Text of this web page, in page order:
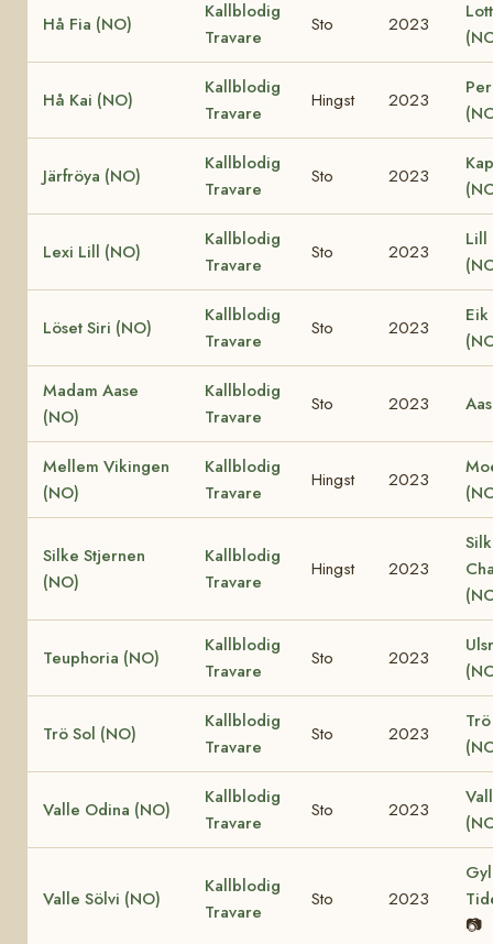
Hå Fia (NO)
Kallblodig
Travare
Sto 2023
Hå Kai (NO)
Kallblodig
Travare
Hingst 2023
Järfröya (NO)
Kallblodig
Travare
Sto 2023
Lexi Lill (NO)
Kallblodig
Travare
Sto 2023
Lill
Löset Siri (NO)
Kallblodig
Travare
Sto 2023
Madam Aase
(NO)
Kallblodig
Travare
Sto 2023
Mellem Vikingen
(NO)
Kallblodig
Travare
Hingst 2023
Silke Stjernen
(NO)
Kallblodig
Travare
Hingst 2023
Teuphoria (NO)
Kallblodig
Travare
Sto 2023
Trö Sol (NO)
Kallblodig
Travare
Sto 2023
Valle Odina (NO)
Kallblodig
Travare
Sto 2023
Valle Sölvi (NO)
Kallblodig
Travare
Sto 2023
📷